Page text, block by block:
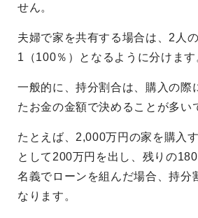
せん。
夫婦で家を共有する場合は、2人
1（100％）となるように分けます
一般的に、持分割合は、購入の際
たお金の金額で決めることが多い
たとえば、2,000万円の家を購入
として200万円を出し、残りの
名義でローンを組んだ場合、持分
なります。